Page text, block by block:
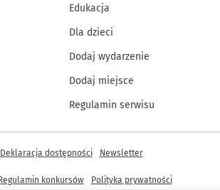
Edukacja
Dla dzieci
Dodaj wydarzenie
Dodaj miejsce
Regulamin serwisu
Deklaracja dostępności Newsletter
Regulamin konkursów Polityka prywatności